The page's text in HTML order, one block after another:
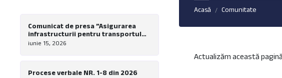
Acasă / Comunitate
Actualizăm această
Comunicat de presa ”Asigurarea
infrastructurii pentru transportul
verde in comuna Nadrag – Realizare
iunie 15, 2026
Procese verbale NR. 1-8 din 2026